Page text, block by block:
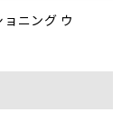
ニング ウ